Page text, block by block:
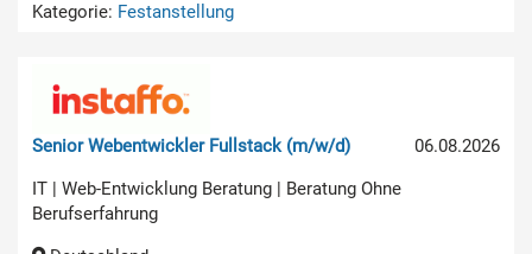
Kategorie: Festanstellung
06.08.2026
Senior Webentwickler Fullstack (m/w/d)
IT | Web-Entwicklung Beratung | Beratung Ohne
Berufserfahrung